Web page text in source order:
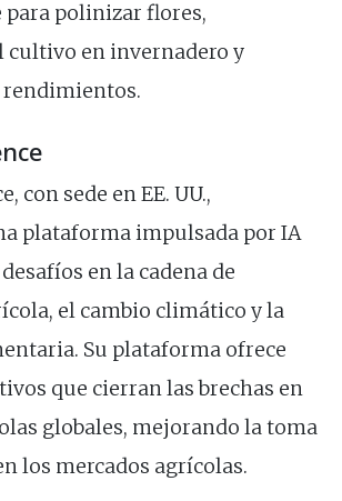
para polinizar flores,
cultivo en invernadero y
con sede en EE. UU.,
plataforma impulsada por IA
en la cadena de
el cambio climático y la
Su plataforma ofrece
que cierran las brechas en
globales, mejorando la toma
los mercados agrícolas.